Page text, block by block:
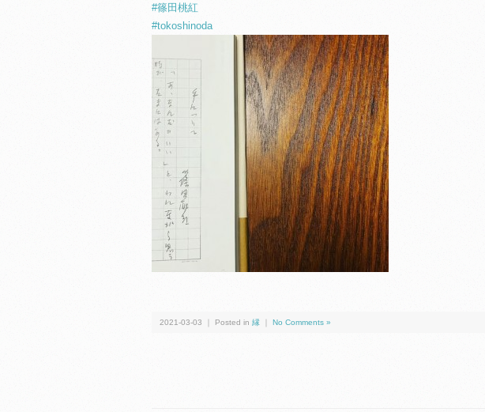
#篠田桃紅
#tokoshinoda
2021-03-03 ｜ Posted in 縁 No Comments »